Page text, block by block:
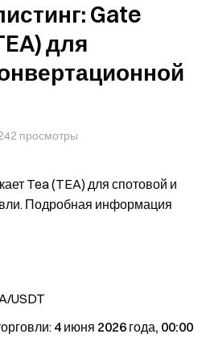
конвертационной
торговли
Gate
для
просмотры
Tea (TEA) для спотовой и
Подробная информация
USDT
4 июня 2026 года, 00:00